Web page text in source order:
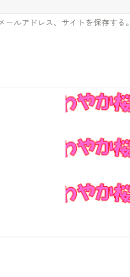
ルアドレス、サイトを保存する。